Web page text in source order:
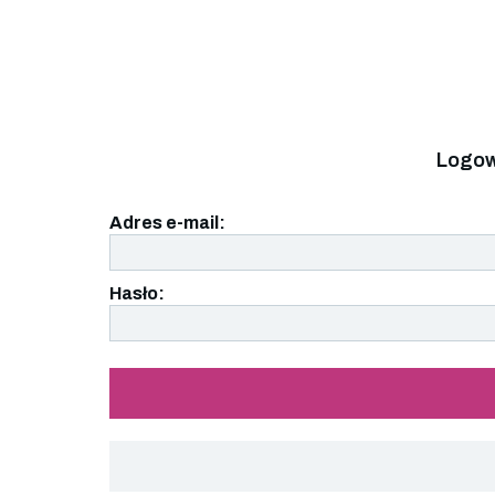
Adres e-mail:
Hasło: